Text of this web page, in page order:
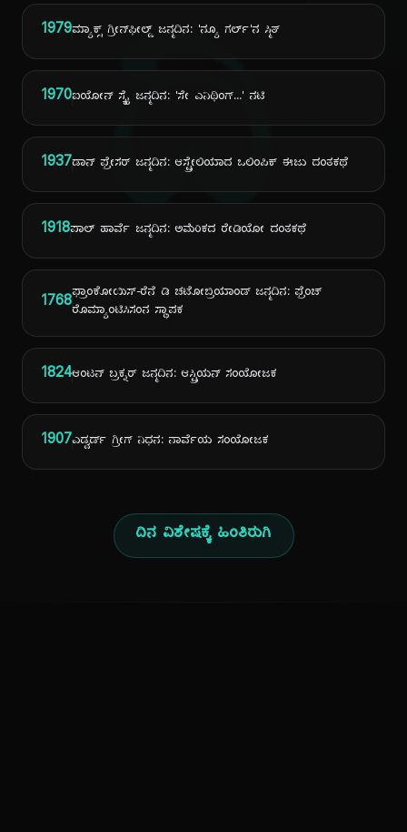
ದಿ
1979ಮ್ಯಾಕ್ಸ್ ಗ್ರೀನ್‌ಫೀಲ್ಡ್ ಜನ್ಮದಿನ: 'ನ್ಯೂ ಗರ್ಲ್'ನ ಸ್ಮಿತ್
1970ಐಯೋನ್ ಸ್ಕೈ ಜನ್ಮದಿನ: 'ಸೇ ಎನಿಥಿಂಗ್...' ನಟಿ
1937ಡಾನ್ ಫ್ರೇಸರ್ ಜನ್ಮದಿನ: ಆಸ್ಟ್ರೇಲಿಯಾದ ಒಲಿಂಪಿಕ್ ಈಜು ದಂತಕಥೆ
1918ಪಾಲ್ ಹಾರ್ವೆ ಜನ್ಮದಿನ: ಅಮೆರಿಕದ ರೇಡಿಯೋ ದಂತಕಥೆ
1768ಫ್ರಾಂಕೋಯಿಸ್-ರೆನೆ ಡಿ ಚಟೋಬ್ರಿಯಾಂಡ್ ಜನ್ಮದಿನ: ಫ್ರೆಂಚ್
ರೊಮ್ಯಾಂಟಿಸಿಸಂನ ಸ್ಥಾಪಕ
1824ಆಂಟನ್ ಬ್ರಕ್ನರ್ ಜನ್ಮದಿನ: ಆಸ್ಟ್ರಿಯನ್ ಸಂಯೋಜಕ
1907ಎಡ್ವರ್ಡ್ ಗ್ರೀಗ್ ನಿಧನ: ನಾರ್ವೆಯ ಸಂಯೋಜಕ
ದಿನ ವಿಶೇಷಕ್ಕೆ ಹಿಂತಿರುಗಿ